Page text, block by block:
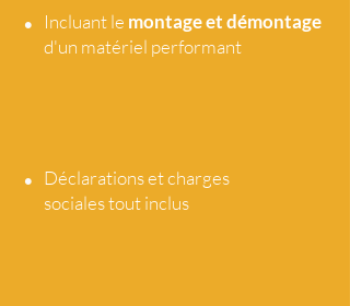
• Incluant le montage et démontage
d'un matériel performant
• Déclarations et charges
sociales toutinclus